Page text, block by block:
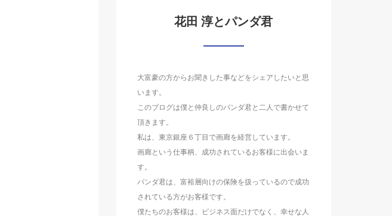
花田 淳とパンダ君
大富豪の方からお聞きした事などをシェアしたいと思
います。
このブログは僕と仲良しのパンダ君と二人で書かせて
頂きます。
私は、東京銀座６丁目で画廊を経営しています。
画廊という仕事柄、成功されているお客様に出会いま
す。
パンダ君は、富裕層向けの保険を扱っているので成功
されている方がお客様です。
僕たちのお客様は、ビジネス面だけでなく、幸せな人